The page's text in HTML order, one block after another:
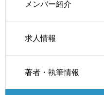
メンバー紹介
求人情報
著者・執筆情報